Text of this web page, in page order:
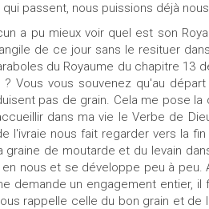
passent, nous puissions déjà
a pu mieux voir quel est son
de ce jour sans le resituer
du Royaume du chapitre 13
Vous vous souvenez qu'au
pas de grain. Cela me pose
dans ma vie le Verbe de
l'ivraie nous fait regarder vers la
de moutarde et du levain
nous et se développe peu à
demande un engagement entier,
rappelle celle du bon grain et de